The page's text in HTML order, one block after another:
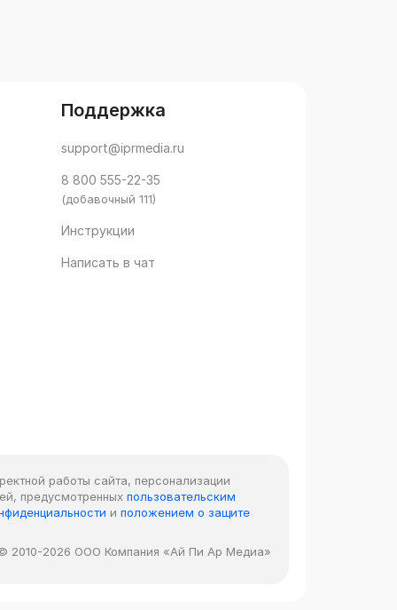
Поддержка
support@iprmedia.ru
8 800 555-22-35
(добавочный 111)
Инструкции
Написать в чат
работы сайта, персонализации
предусмотренных пользовательским
и положением о защите
2010-2026 ООО Компания «Ай Пи Ар Медиа»